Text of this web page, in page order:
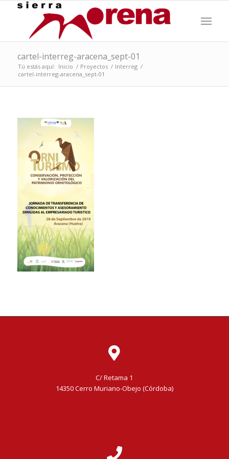
cartel-interreg-aracena_sept-01
Tú estás aquí: Inicio / Proyectos / Interreg /
cartel-interreg-aracena_sept-01
C/ Retama 1
14350 Cerro Muriano-Obejo (Córdoba)